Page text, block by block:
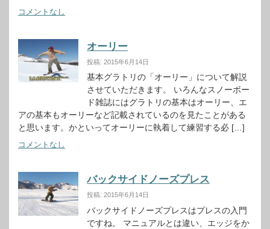
コメントなし
オーリー
投稿: 2015年6月14日
基本グラトリの「オーリー」について解説
させていただきます。 いろんなスノーボー
ド雑誌にはグラトリの基本はオーリー、エ
アの基本もオーリーなど記載されているのを見たことがある
と思います。かといってオーリーに執着して練習する必 […]
コメントなし
バックサイドノーズプレス
投稿: 2015年6月14日
バックサイドノーズプレスはプレスの入門
ですね。 マニュアルとは違い、エッジをか